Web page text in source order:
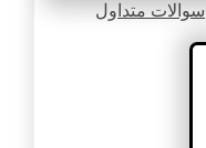
سوالات متداول